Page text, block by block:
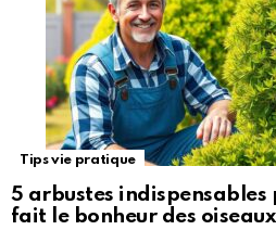
Tips vie pratique
5 arbustes indispensables
fait le bonheur des